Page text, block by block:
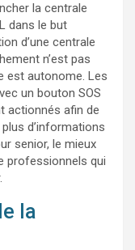
la centrale
dans le but
d’une centrale
n’est pas
est autonome. Les
un bouton SOS
actionnés afin de
d’informations
senior, le mieux
professionnels qui
la